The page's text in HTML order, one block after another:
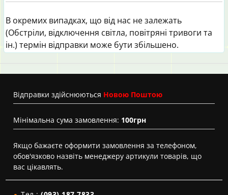
В окремих випадках, що від нас не залежать
(Обстріли, відключення світла, повітряні тривоги та
ін.) термін відправки може бути збільшено.
Вiдправки здійснюються Новою Поштою
Мінімальна сума замовлення: 100грн
Якщо бажаєте оформити замовлення за телефоном,
обов'язково назвіть менеджеру артикули товарів, що
вас цікавлять.